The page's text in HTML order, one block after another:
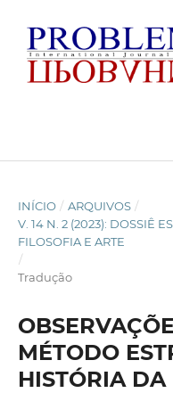
INÍCIO / ARQUIVOS /
V. 14 N. 2 (2023): DOSSIÊ
FILOSOFIA E ARTE
/
Tradução
MÉTODO
HISTÓRIA DA